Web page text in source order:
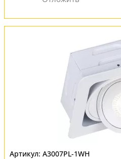
A3007PL-1WH